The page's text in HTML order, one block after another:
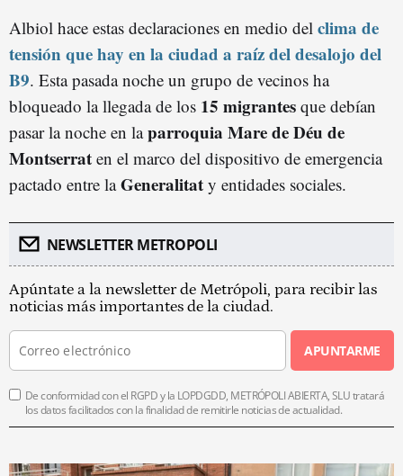
Albiol hace estas declaraciones en medio del clima de
tensión que hay en la ciudad a raíz del desalojo del
B9. Esta pasada noche un grupo de vecinos ha
bloqueado la llegada de los 15 migrantes que debían
pasar la noche en laparroquia Mare de Déu de
Montserrat en el marco del dispositivo de emergencia
pactado entre laGeneralitat y entidades sociales.
NEWSLETTER METROPOLI
Apúntate a la newsletter de Metrópoli, para recibir las
noticias más importantes de la ciudad.
APUNTARME
De conformidad con el RGPD y la LOPDGDD, METRÓPOLI ABIERTA, SLU tratará
los datos facilitados con la finalidad de remitirle noticias de actualidad.